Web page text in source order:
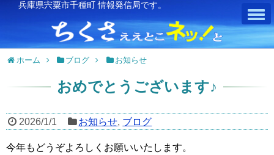
兵庫県宍粟市千種町 情報発信局です。
ホーム ブログ お知らせ
おめでとうございます♪
2026/1/1 お知らせ, ブログ
今年もどうぞよろしくお願いいたします。